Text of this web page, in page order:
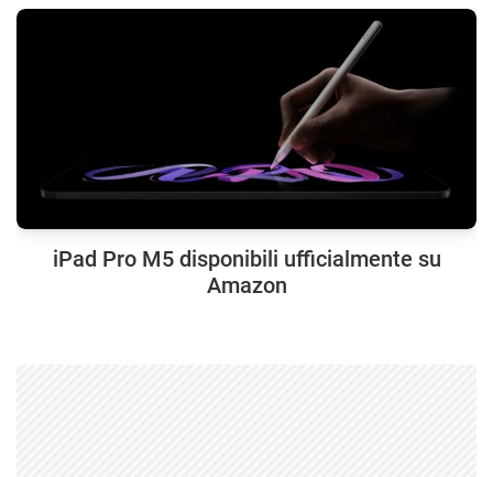
iPad Pro M5 disponibili ufficialmente su
Amazon